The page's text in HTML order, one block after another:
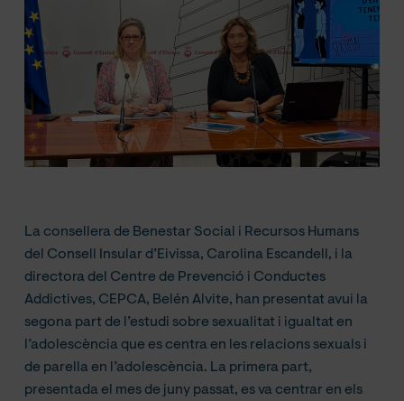
La consellera de Benestar Social i Recursos Humans
del Consell Insular d’Eivissa, Carolina Escandell, i la
directora del Centre de Prevenció i Conductes
Addictives, CEPCA, Belén Alvite, han presentat avui la
segona part de l’estudi sobre sexualitat i igualtat en
l’adolescència que es centra en les relacions sexuals i
de parella en l’adolescència. La primera part,
presentada el mes de juny passat, es va centrar en els